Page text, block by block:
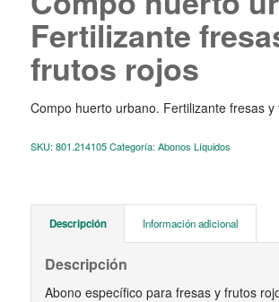
Fertilizante
frutos rojos
Compo huerto urbano. Fertilizante fresas y
SKU: 801.214105 Categoría: Abonos Líquidos
Descripción Información adicional
Descripción
Abono específico para fresas y frutos